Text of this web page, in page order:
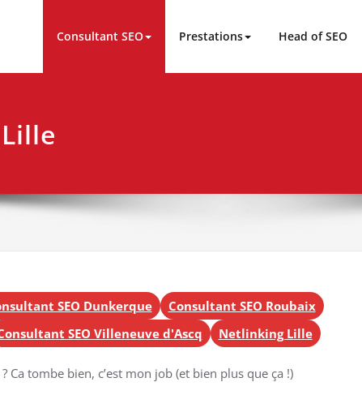
Consultant SEO Prestations Head of SEO
SEO Dunkerque
Consultant SEO Roubaix
SEO Villeneuve d'Ascq Netlinking Lille
Ca tombe bien, c’est mon job (et bien plus que ça !)